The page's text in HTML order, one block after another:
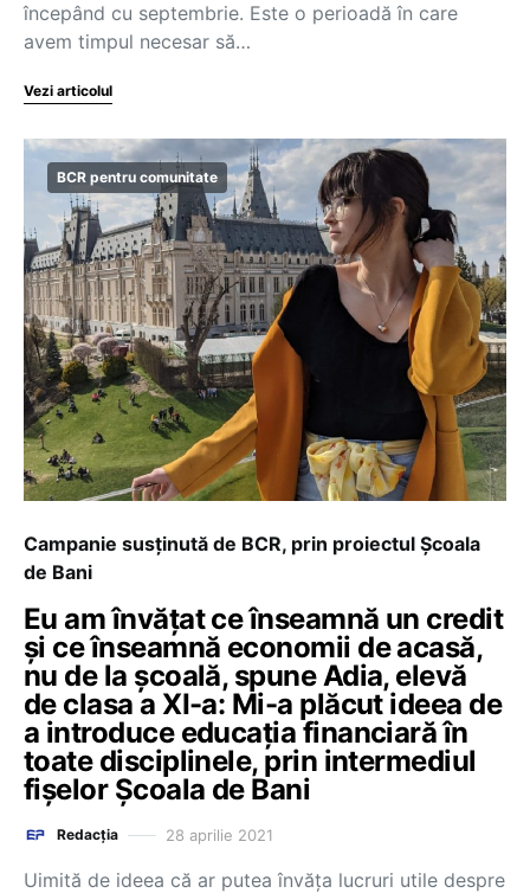
începând cu septembrie. Este o perioadă în care
avem timpul necesar să…
Vezi articolul
BCR pentru comunitate
Campanie susținută de BCR, prin proiectul Școala
de Bani
Eu am învățat ce înseamnă un credit
și ce înseamnă economii de acasă,
nu de la școală, spune Adia, elevă
de clasa a XI-a: Mi-a plăcut ideea de
a introduce educația financiară în
toate disciplinele, prin intermediul
fișelor Școala de Bani
Redacția 28 aprilie 2021
Uimită de ideea că ar putea învăța lucruri utile despre